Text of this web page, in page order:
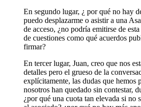
En segundo lugar, ¿ por qué no hay
puedo desplazarme o asistir a una
de acceso, ¿no podría emitirse de
de cuestiones como qué acuerdos
firmar?
En tercer lugar, Juan, creo que nos
detalles pero el grueso de la
explícitamente, las dudas que hemos
nosotros han quedado sin contestar,
¿por qué una cuota tan elevada si no